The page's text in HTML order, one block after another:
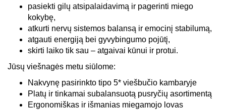
pasiekti gilų atsipalaidavimą ir pagerinti miego
kokybę,
atkurti nervų sistemos balansą ir emocinį stabilumą,
atgauti energiją bei gyvybingumo pojūtį,
skirti laiko tik sau – atgaivai kūnui ir protui.
Jūsų viešnagės metu siūlome:
Nakvynę pasirinkto tipo 5* viešbučio kambaryje
Platų ir tinkamai subalansuotą pusryčių asortimentą
Ergonomiškas ir išmanias miegamojo lovas